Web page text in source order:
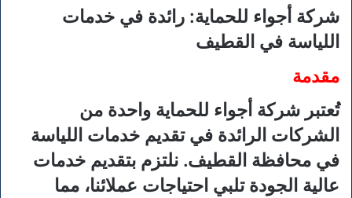
شركة أجواء للحماية: رائدة في خدمات
اللياسة في القطيف
مقدمة
تُعتبر شركة أجواء للحماية واحدة من
الشركات الرائدة في تقديم خدمات اللياسة
في محافظة القطيف. نلتزم بتقديم خدمات
عالية الجودة تلبي احتياجات عملائنا، مما